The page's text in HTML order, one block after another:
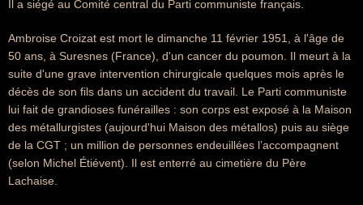
Il a siégé au Comité central du Parti communiste français.
Ambroise Croizat est mort le dimanche 11 février 1951, à l'âge de
50 ans, à Suresnes (France), d'un cancer du poumon. Il meurt à la
suite d'une grave intervention chirurgicale quelques mois après le
décès de son fils dans un accident du travail. Le Parti communiste
lui fait de grandioses funérailles : son corps est exposé à la Maison
des métallurgistes (aujourd'hui Maison des métallos) puis au siège
de la CGT ; un million de personnes endeuillées l’accompagnent
(selon Michel Étiévent). Il est enterré au cimetière du Père
Lachaise.